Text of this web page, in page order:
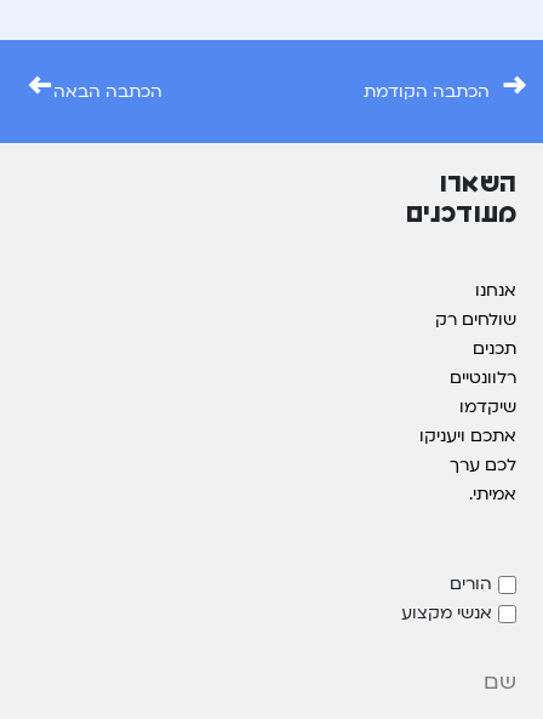
→ הכתבה הקודמת הכתבה הבאה←
השארו
מעודכנים
אנחנו
שולחים רק
תכנים
רלוונטיים
שיקדמו
אתכם ויעניקו
לכם ערך
אמיתי.
הורים
אנשי מקצוע